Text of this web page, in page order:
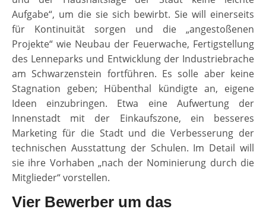
Aufgabe“, um die sie sich bewirbt. Sie will einerseits
für Kontinuität sorgen und die „angestoßenen
Projekte“ wie Neubau der Feuerwache, Fertigstellung
des Lenneparks und Entwicklung der Industriebrache
am Schwarzenstein fortführen. Es solle aber keine
Stagnation geben; Hübenthal kündigte an, eigene
Ideen einzubringen. Etwa eine Aufwertung der
Innenstadt mit der Einkaufszone, ein besseres
Marketing für die Stadt und die Verbesserung der
technischen Ausstattung der Schulen. Im Detail will
sie ihre Vorhaben „nach der Nominierung durch die
Mitglieder“ vorstellen.
Vier Bewerber um das